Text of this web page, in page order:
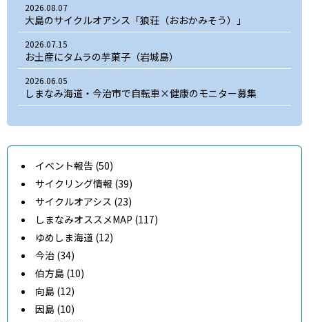
2026.08.07
大島のサイクルオアシス「狼荘（おおかみそう）」
2026.07.15
お土産にタムラの芋菓子（岩城島）
2026.06.05
しまなみ海道・今治市で自転車×健康のモニター募集
イベント報告 (50)
サイクリング情報 (39)
サイクルオアシス (23)
しまなみオススメMAP (117)
ゆめしま海道 (12)
今治 (34)
伯方島 (10)
向島 (12)
因島 (10)